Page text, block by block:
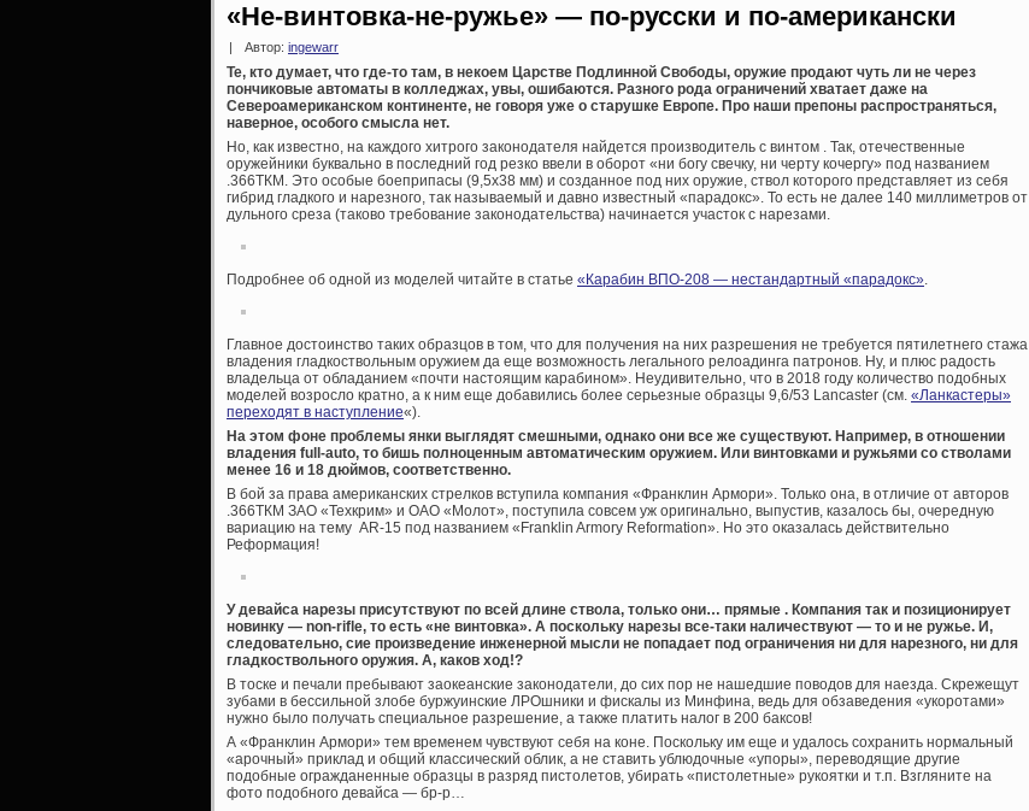
«Не-винтовка-не-ружье» — по-русски и по-американски
| Автор: ingewarr
Те, кто думает, что где-то там, в некоем Царстве Подлинной Свободы, оружие продают чуть ли не через
пончиковые автоматы в колледжах, увы, ошибаются. Разного рода ограничений хватает даже на
Североамериканском континенте, не говоря уже о старушке Европе. Про наши препоны распространяться,
наверное, особого смысла нет.
Но, как известно, на каждого хитрого законодателя найдется производитель с винтом . Так, отечественные
оружейники буквально в последний год резко ввели в оборот «ни богу свечку, ни черту кочергу» под названием
.366ТКМ. Это особые боеприпасы (9,5х38 мм) и созданное под них оружие, ствол которого представляет из себя
гибрид гладкого и нарезного, так называемый и давно известный «парадокс». То есть не далее 140 миллиметров от
дульного среза (таково требование законодательства) начинается участок с нарезами.
Подробнее об одной из моделей читайте в статье «Карабин ВПО-208 — нестандартный «парадокс».
Главное достоинство таких образцов в том, что для получения на них разрешения не требуется пятилетнего стажа
владения гладкоствольным оружием да еще возможность легального релоадинга патронов. Ну, и плюс радость
владельца от обладанием «почти настоящим карабином». Неудивительно, что в 2018 году количество подобных
моделей возросло кратно, а к ним еще добавились более серьезные образцы 9,6/53 Lancaster (см. «Ланкастеры»
переходят в наступление«).
На этом фоне проблемы янки выглядят смешными, однако они все же существуют. Например, в отношении
владения full-auto, то бишь полноценным автоматическим оружием. Или винтовками и ружьями со стволами
менее 16 и 18 дюймов, соответственно.
В бой за права американских стрелков вступила компания «Франклин Армори». Только она, в отличие от авторов
.366ТКМ ЗАО «Техкрим» и ОАО «Молот», поступила совсем уж оригинально, выпустив, казалось бы, очередную
вариацию на тему AR-15 под названием «Franklin Armory Reformation». Но это оказалась действительно
Реформация!
У девайса нарезы присутствуют по всей длине ствола, только они… прямые . Компания так и позиционирует
новинку — non-rifle, то есть «не винтовка». А поскольку нарезы все-таки наличествуют — то и не ружье. И,
следовательно, сие произведение инженерной мысли не попадает под ограничения ни для нарезного, ни для
гладкоствольного оружия. А, каков ход!?
В тоске и печали пребывают заокеанские законодатели, до сих пор не нашедшие поводов для наезда. Скрежещут
зубами в бессильной злобе буржуинские ЛРОшники и фискалы из Минфина, ведь для обзаведения «укоротами»
нужно было получать специальное разрешение, а также платить налог в 200 баксов!
А «Франклин Армори» тем временем чувствуют себя на коне. Поскольку им еще и удалось сохранить нормальный
«арочный» приклад и общий классический облик, а не ставить ублюдочные «упоры», переводящие другие
подобные огражданенные образцы в разряд пистолетов, убирать «пистолетные» рукоятки и т.п. Взгляните на
фото подобного девайса — бр-р…